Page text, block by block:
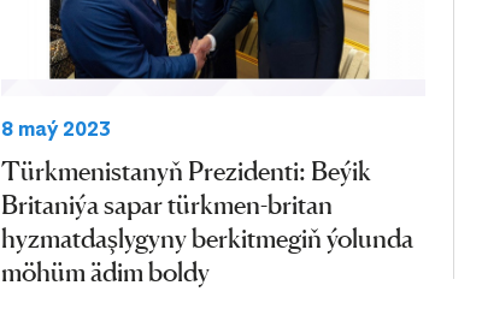
8 maý 2023
Türkmenistanyň Prezidenti: Beýik
Britaniýa sapar türkmen-britan
hyzmatdaşlygyny berkitmegiň ýolunda
möhüm ädim boldy